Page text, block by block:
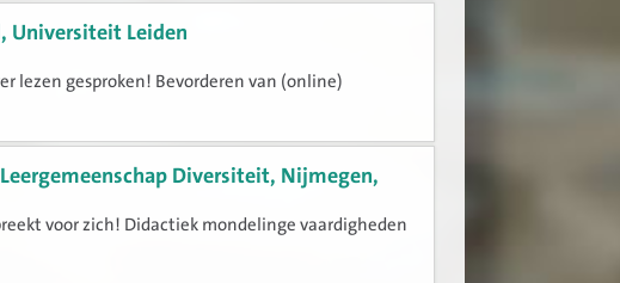
Universiteit Leiden
lezen gesproken! Bevorderen van (online)
Diversiteit, Nijmegen,
voor zich! Didactiek mondelinge vaardigheden